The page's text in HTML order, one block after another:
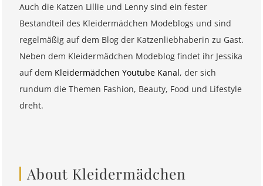
Auch die Katzen Lillie und Lenny sind ein fester
Bestandteil des Kleidermädchen Modeblogs und sind
regelmäßig auf dem Blog der Katzenliebhaberin zu Gast.
Neben dem Kleidermädchen Modeblog findet ihr Jessika
auf dem Kleidermädchen Youtube Kanal, der sich
rundum die Themen Fashion, Beauty, Food und Lifestyle
dreht.
About Kleidermädchen